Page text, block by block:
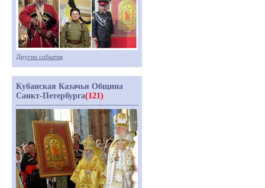
Другие события
Кубанская Казачья Община
Санкт-Петербурга(121)